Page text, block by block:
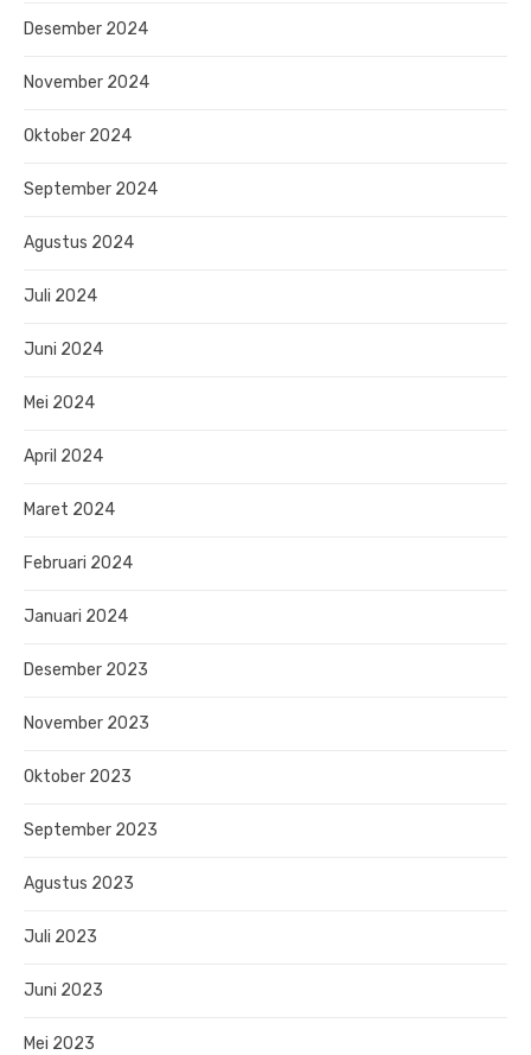
Desember 2024
November 2024
Oktober 2024
September 2024
Agustus 2024
Juli 2024
Juni 2024
Mei 2024
April 2024
Maret 2024
Februari 2024
Januari 2024
Desember 2023
November 2023
Oktober 2023
September 2023
Agustus 2023
Juli 2023
Juni 2023
Mei 2023